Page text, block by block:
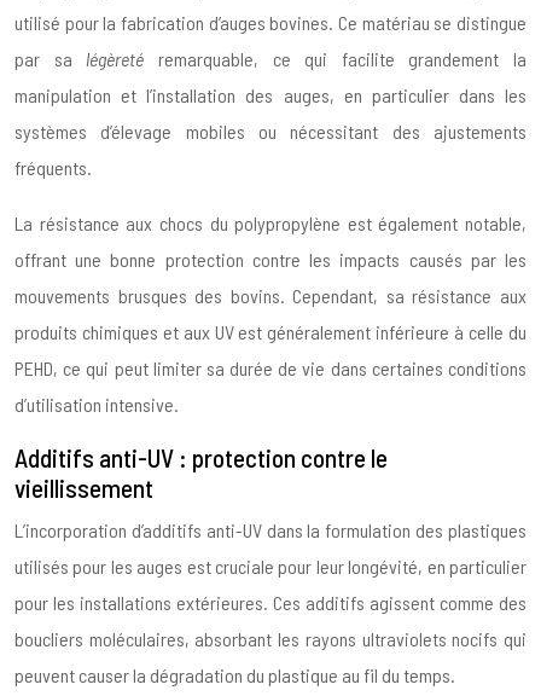
utilisé pour la fabrication d’auges bovines. Ce matériau se distingue
par sa légèreté remarquable, ce qui facilite grandement la
manipulation et l’installation des auges, en particulier dans les
systèmes d’élevage mobiles ou nécessitant des ajustements
fréquents.
La résistance aux chocs du polypropylène est également notable,
offrant une bonne protection contre les impacts causés par les
mouvements brusques des bovins. Cependant, sa résistance aux
produits chimiques et aux UV est généralement inférieure à celle du
PEHD, ce qui peut limiter sa durée de vie dans certaines conditions
d’utilisation intensive.
Additifs anti-UV : protection contre le
vieillissement
L’incorporation d’additifs anti-UV dans la formulation des plastiques
utilisés pour les auges est cruciale pour leur longévité, en particulier
pour les installations extérieures. Ces additifs agissent comme des
boucliers moléculaires, absorbant les rayons ultraviolets nocifs qui
peuvent causer la dégradation du plastique au fil du temps.